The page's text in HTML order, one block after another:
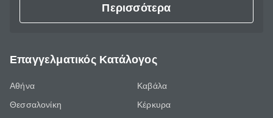
Περισσότερα
Επαγγελματικός Κατάλογος
Αθήνα
Θεσσαλονίκη
Καβάλα
Κέρκυρα